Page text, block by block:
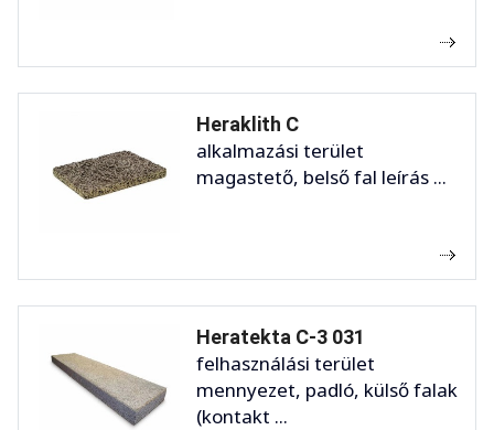
Heraklith C
alkalmazási terület
magastető, belső fal leírás ...
Heratekta C-3 031
felhasználási terület
mennyezet, padló, külső falak
(kontakt ...